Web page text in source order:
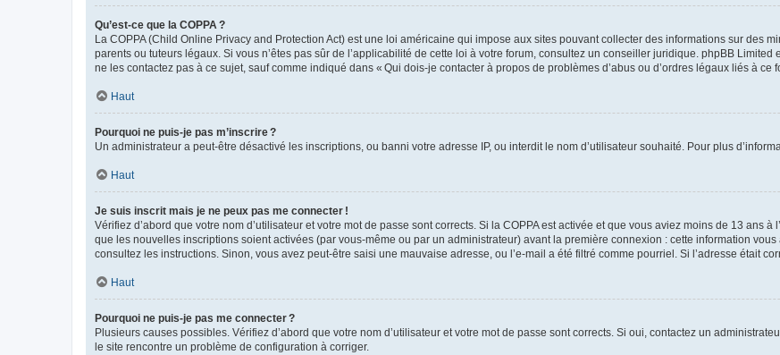
Qu’est-ce que la COPPA ?
La COPPA (Child Online Privacy and Protection Act) est une loi américaine qui impose aux sites pouvant collecter des informations sur des
parents ou tuteurs légaux. Si vous n’êtes pas sûr de l’applicabilité de cette loi à votre forum, consultez un conseiller juridique. phpBB Limited
ne les contactez pas à ce sujet, sauf comme indiqué dans « Qui dois-je contacter à propos de problèmes d’abus ou d’ordres légaux liés à ce
Haut
Pourquoi ne puis-je pas m’inscrire ?
Un administrateur a peut-être désactivé les inscriptions, ou banni votre adresse IP, ou interdit le nom d’utilisateur souhaité. Pour plus
Haut
Je suis inscrit mais je ne peux pas me connecter !
Vérifiez d’abord que votre nom d’utilisateur et votre mot de passe sont corrects. Si la COPPA est activée et que vous aviez moins de 13 ans
que les nouvelles inscriptions soient activées (par vous-même ou par un administrateur) avant la première connexion : cette information
consultez les instructions. Sinon, vous avez peut-être saisi une mauvaise adresse, ou l’e-mail a été filtré comme pourriel. Si l’adresse était
Haut
Pourquoi ne puis-je pas me connecter ?
Plusieurs causes possibles. Vérifiez d’abord que votre nom d’utilisateur et votre mot de passe sont corrects. Si oui, contactez un
le site rencontre un problème de configuration à corriger.